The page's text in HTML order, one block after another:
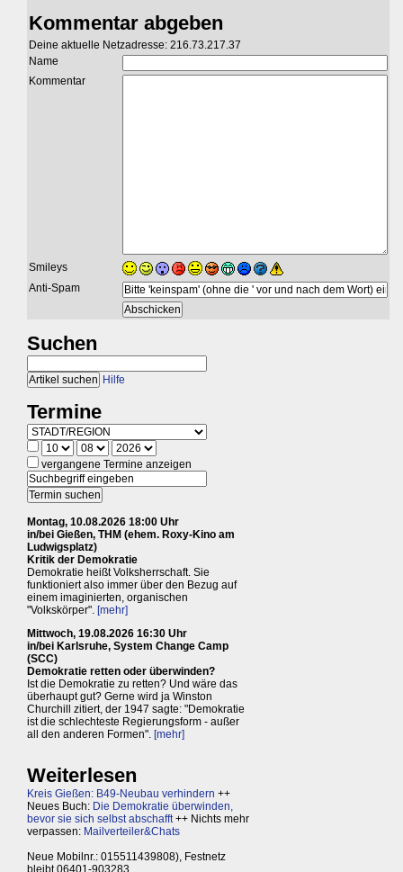
Kommentar abgeben
Deine aktuelle Netzadresse: 216.73.217.37
Name
Kommentar
Smileys
Anti-Spam
Suchen
Hilfe
Termine
vergangene Termine anzeigen
Montag, 10.08.2026 18:00 Uhr
in/bei Gießen, THM (ehem. Roxy-Kino am
Ludwigsplatz)
Kritik der Demokratie
Demokratie heißt Volksherrschaft. Sie
funktioniert also immer über den Bezug auf
einem imaginierten, organischen
"Volkskörper". [mehr]
Mittwoch, 19.08.2026 16:30 Uhr
in/bei Karlsruhe, System Change Camp
(SCC)
Demokratie retten oder überwinden?
Ist die Demokratie zu retten? Und wäre das
überhaupt gut? Gerne wird ja Winston
Churchill zitiert, der 1947 sagte: "Demokratie
ist die schlechteste Regierungsform - außer
all den anderen Formen". [mehr]
Weiterlesen
Kreis Gießen: B49-Neubau verhindern ++
Neues Buch: Die Demokratie überwinden,
bevor sie sich selbst abschafft++ Nichts mehr
verpassen: Mailverteiler&Chats
Neue Mobilnr.: 015511439808), Festnetz